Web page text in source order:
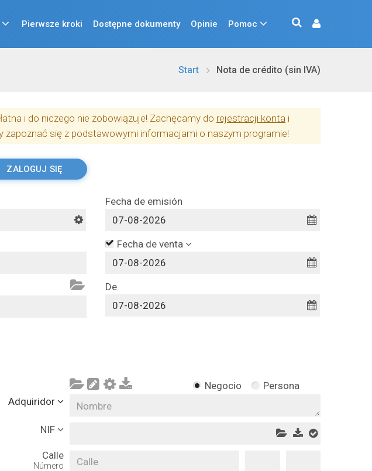
Pierwsze kroki Dostępne dokumenty Opinie Pomoc
Start Nota de crédito (sin IVA)
i do niczego nie zobowiązuje! Zachęcamy do rejestracji konta i
zapoznać się z podstawowymi informacjami o naszym programie!
ZALOGUJ SIĘ
Fecha de emisión
Fecha de venta
De
Negocio
Persona
Adquiridor
NIF
Calle
Número